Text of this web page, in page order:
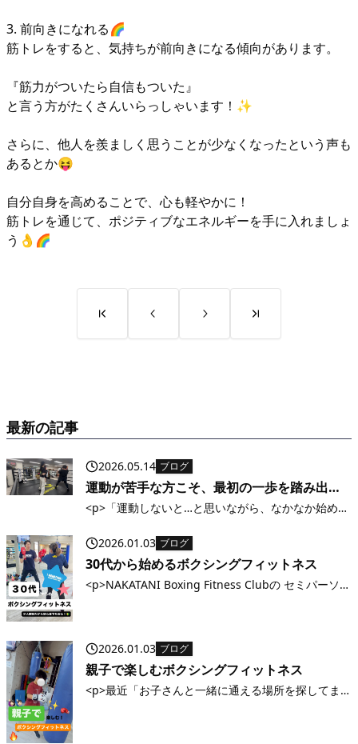
3. 前向きになれる🌈
筋トレをすると、気持ちが前向きになる傾向があります。
『筋力がついたら自信もついた』
と言う方がたくさんいらっしゃいます！✨
さらに、他人を羨ましく思うことが少なくなったという声も
あるとか😝
自分自身を高めることで、心も軽やかに！
筋トレを通じて、ポジティブなエネルギーを手に入れましょ
う👌🌈
最新の記事
2026.05.14 ブログ
運動が苦手な方こそ、最初の一歩を踏み出し
てみませんか？
<p>「運動しないと…と思いながら、なかなか始めら
自信がない・ジムってハードルが高そう・続けられ
るか不安 実は、当ジムに来られる方のほとんどが“運
動初心者”です。 最初はみなさん [&hellip;]</p>
2026.01.03 ブログ
30代から始めるボクシングフィットネス
<p>NAKATANI Boxing Fitness Clubの セミパーソナ
2026.01.03 ブログ
親子で楽しむボクシングフィットネス
<p>最近「お子さんと一緒に通える場所を探してま